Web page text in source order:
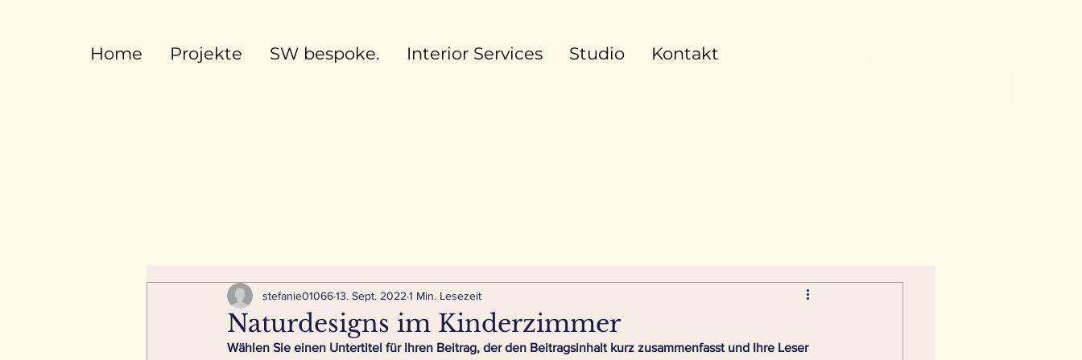
Home Projekte SW bespoke. Interior Services Studio Kontakt
Naturdesigns im Kinderzimmer
stefanie0106613. Sept. 2022 1 Min. Lesezeit
Wählen Sie einen Untertitel für Ihren Beitrag, der den Beitragsinhalt kurz zusammenfasst und Ihre Leser